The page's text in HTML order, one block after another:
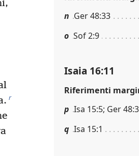
r
n Ger 48:33
o Sof 2:9
Isaia 16:11
Riferimenti
p Isa 15:5; Ger
q Isa 15:1